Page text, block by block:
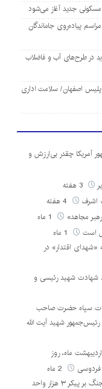
مراسم پیاده‌روی جاماندگان
جدید در طرح‌های آب و فاضلاب
پلیس اصفهان/ سلامت اداری
آمریکا چقدر بی‌ارزش و
3 هفته
اشرف
مجاهد»
اقتدار» در
شهادت شهید رئیسی و
سپاه حضرت صاحب
شهید آیت الله
پیام آیت الله سیّدمجتبی خامنه‌ای به مناسبت ۲۵ اردیبهشت ماه، روز
فردوسی
از سنگر دفاع تا میدان سازندگی؛ ترمیم زخم‌های جنگ بر پیکر ۳ هزار واحد